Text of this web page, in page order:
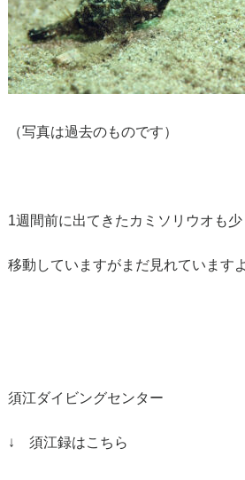
（写真は過去のものです）
1週間前に出てきたカミソリウオも
移動していますがまだ見れていますよ
須江ダイビングセンター
↓ 須江録はこちら